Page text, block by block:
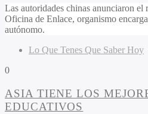
Las autoridades chinas anunciaron el
Oficina de Enlace, organismo
autónomo.
Lo Que Tenes Que Saber Hoy
0
ASIA TIENE LOS
EDUCATIVOS